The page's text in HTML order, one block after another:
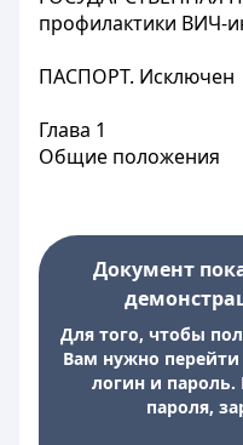
профилактики ВИЧ-
ПАСПОРТ. Исключен
Глава 1
Общие положения
Документ
Для того, чтобы
Вам нужно
логин и пароль.
пароля,